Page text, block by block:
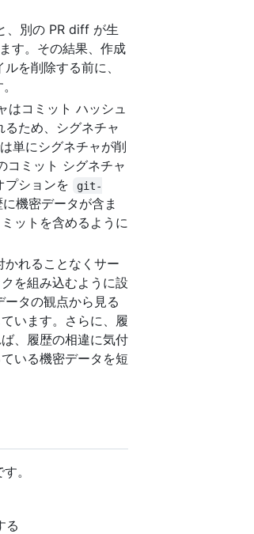
、別の PR diff が生
す。その結果、作成
を削除する前に、
はコミット ハッシュ
ため、シグネチャ
単にシグネチャが削
コミット シグネチャ
プションを
git-
機密データが含ま
ットを含めるように
れることなくサー
を組み込むように設
タの観点から見る
います。さらに、履
、履歴の相違に気付
いる機密データを短
。
る